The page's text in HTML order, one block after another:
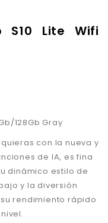
S10 Lite Wifi
128Gb Gray
con la nueva y
de IA, es fina
dinámico estilo de
y la diversión
rendimiento rápido